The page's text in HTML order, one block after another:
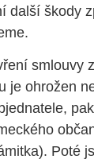
další škody
smlouvy
je ohrožen
Poté